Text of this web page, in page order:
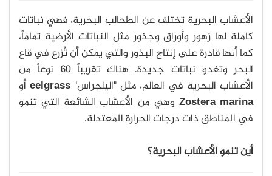
الأعشاب البحرية تختلف عن الطحالب البحرية، فهي نباتات
كاملة لها زهور وأوراق وجذور مثل النباتات الأرضية تماماً،
كما أنها قادرة على إنتاج البذور والتي يمكن أن تُزرع في قاع
البحر وتغدو نباتات جديدة. هناك تقريباً 60 نوعاً من
الأعشاب البحرية في العالم، مثل "اليلجراس"eelgrass أو
Zostera marina وهي من الأعشاب الشائعة التي تنمو
في المناطق ذات درجات الحرارة المعتدلة.
أين تنمو الأعشاب البحرية؟